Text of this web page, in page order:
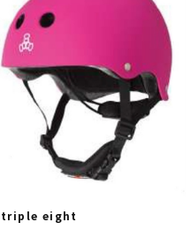
triple eight